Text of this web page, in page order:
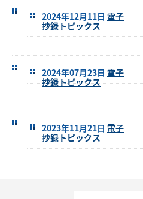
2024年12月11日 電子
抄録トピックス
2024年07月23日 電子
抄録トピックス
2023年11月21日 電子
抄録トピックス